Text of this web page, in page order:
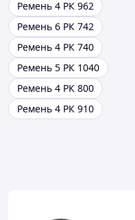
Ремень 4 РК 962
Ремень 6 РК 742
Ремень 4 РК 740
Ремень 5 РК 1040
Ремень 4 РК 800
Ремень 4 РК 910